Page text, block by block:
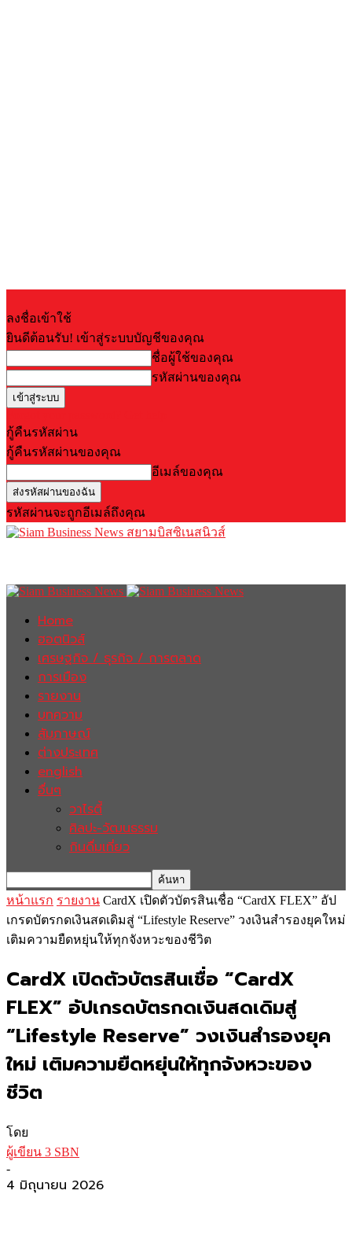
ลงชื่อเข้าใช้
ยินดีต้อนรับ! เข้าสู่ระบบบัญชีของคุณ
ชื่อผู้ใช้ของคุณ
รหัสผ่านของคุณ
กู้คืนรหัสผ่าน
กู้คืนรหัสผ่านของคุณ
อีเมล์ของคุณ
รหัสผ่านจะถูกอีเมล์ถึงคุณ
สยามบิสซิเนสนิวส์
Home
ฮอตนิวส์
เศรษฐกิจ / ธุรกิจ / การตลาด
การเมือง
รายงาน
บทความ
สัมภาษณ์
ต่างประเทศ
english
อื่นๆ
วาไรตี้
ศิลปะ-วัฒนธรรม
กินดื่มเที่ยว
หน้าแรก รายงาน CardX เปิดตัวบัตรสินเชื่อ “CardX FLEX” อัป
เกรดบัตรกดเงินสดเดิมสู่ “Lifestyle Reserve” วงเงินสำรองยุคใหม่
เติมความยืดหยุ่นให้ทุกจังหวะของชีวิต
CardX เปิดตัวบัตรสินเชื่อ “CardX
FLEX” อัปเกรดบัตรกดเงินสดเดิมสู่
“Lifestyle Reserve” วงเงินสำรองยุค
ใหม่ เติมความยืดหยุ่นให้ทุกจังหวะของ
ชีวิต
โดย
ผู้เขียน 3 SBN
-
4 มิถุนายน 2026